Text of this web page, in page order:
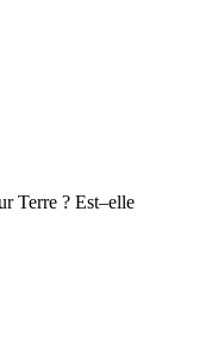
Terre ? Est–elle